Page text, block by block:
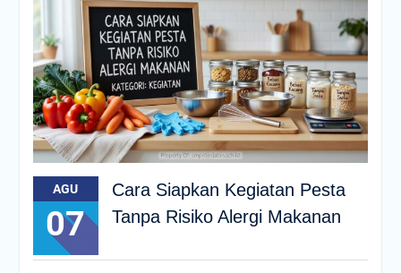
AGU
07
Cara Siapkan Kegiatan Pesta
Tanpa Risiko Alergi Makanan